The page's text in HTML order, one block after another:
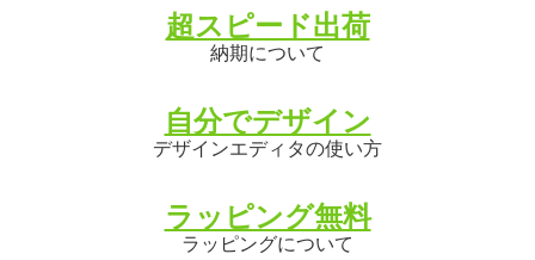
超スピード出荷
納期について
自分でデザイン
デザインエディタの使い方
ラッピング無料
ラッピングについて